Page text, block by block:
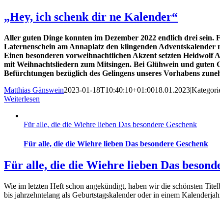
„Hey, ich schenk dir ne Kalender“
Aller guten Dinge konnten im Dezember 2022 endlich drei sein.
Laternenschein am Annaplatz den klingenden
Einen besonderen vorweihnachtlichen Akzent setzten
mit Weihnachtsliedern zum Mitsingen. Bei Glühwein und guten
Befürchtungen bezüglich des Gelingens unseres Vorhabens
Matthias Gänswein2023-01-18T10:40:10+01:0018.01.2023|
Weiterlesen
Für alle, die die Wiehre lieben Das besondere Geschenk
Für alle, die die Wiehre lieben Das besondere Geschenk
Für alle, die die Wiehre lieben Das
Wie im letzten Heft schon angekündigt, haben wir die schönsten
bis jahrzehntelang als Geburtstagskalender oder in einem